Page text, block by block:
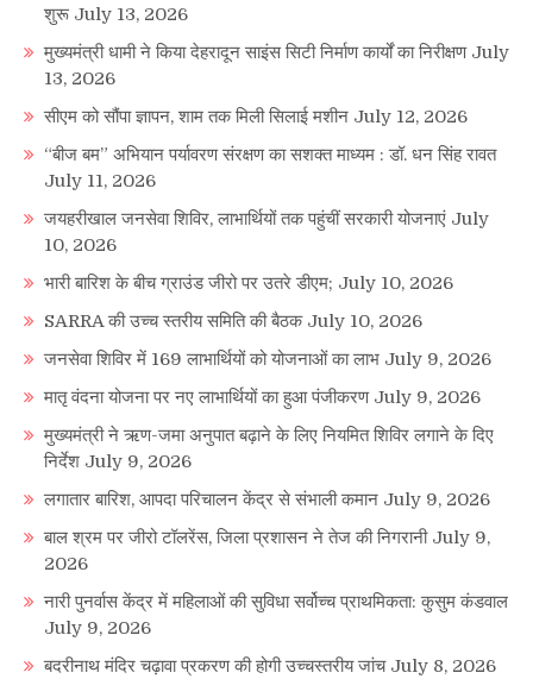
शुरू July 13, 2026
मुख्यमंत्री धामी ने किया देहरादून साइंस सिटी निर्माण कार्यों का निरीक्षण July
13, 2026
सीएम को सौंपा ज्ञापन, शाम तक मिली सिलाई मशीन July 12, 2026
“बीज बम” अभियान पर्यावरण संरक्षण का सशक्त माध्यम : डॉ. धन सिंह रावत
July 11, 2026
जयहरीखाल जनसेवा शिविर, लाभार्थियों तक पहुंचीं सरकारी योजनाएं July
10, 2026
भारी बारिश के बीच ग्राउंड जीरो पर उतरे डीएम; July 10, 2026
SARRA की उच्च स्तरीय समिति की बैठक July 10, 2026
जनसेवा शिविर में 169 लाभार्थियों को योजनाओं का लाभ July 9, 2026
मातृ वंदना योजना पर नए लाभार्थियों का हुआ पंजीकरण July 9, 2026
मुख्यमंत्री ने ऋण-जमा अनुपात बढ़ाने के लिए नियमित शिविर लगाने के दिए
निर्देश July 9, 2026
लगातार बारिश, आपदा परिचालन केंद्र से संभाली कमान July 9, 2026
बाल श्रम पर जीरो टॉलरेंस, जिला प्रशासन ने तेज की निगरानी July 9,
2026
नारी पुनर्वास केंद्र में महिलाओं की सुविधा सर्वोच्च प्राथमिकता: कुसुम कंडवाल
July 9, 2026
बदरीनाथ मंदिर चढ़ावा प्रकरण की होगी उच्चस्तरीय जांच July 8, 2026